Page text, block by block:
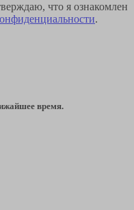
что я ознакомлен
.
время.